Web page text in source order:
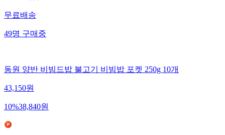
무료배송
49명 구매중
동원 양반 비빔드밥 불고기 비빔밥 포켓 250g 10개
43,150원
10%38,840원